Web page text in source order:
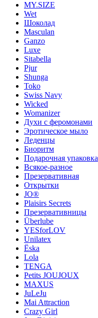
MY.SIZE
Wet
Шоколад
Masculan
Ganzo
Luxe
Sitabella
Pjur
Shunga
Toko
Swiss Navy
Wicked
Womanizer
Духи с феромонами
Эротическое мыло
Леденцы
Биоритм
Подарочная упаковка
Всякое-разное
Презервативная
Открытки
JO®
Plaisirs Secrets
Презервативницы
Überlube
YESforLOV
Unilatex
Ёska
Lola
TENGA
Petits JOUJOUX
MAXUS
JuLeJu
Mai Attraction
Crazy Girl